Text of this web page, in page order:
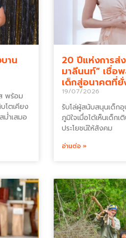
าน
พร้อม
โตเคียง
ม่ำเสมอ
20 ปีแห่งการส่
มาลีนนท์” เชื่อ
เด็กสู่อนาคตที่
19/07/2026
รับโล่ผู้สนับสนุนเด็ก
ภูมิใจเมื่อได้เห็นเด็ก
ประโยชน์ให้สังคม
อ่านต่อ »